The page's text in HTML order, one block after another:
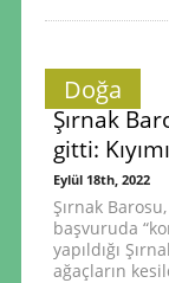
Doğa
Şırnak
gitti:
Eylül 18th, 2022
Şırnak
başvuruda
yapıldığı
ağaçların